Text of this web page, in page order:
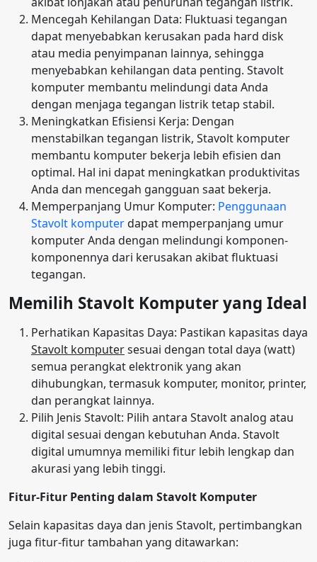
Mencegah Kehilangan Data: Fluktuasi tegangan
dapat menyebabkan kerusakan pada hard disk
atau media penyimpanan lainnya, sehingga
menyebabkan kehilangan data penting. Stavolt
komputer membantu melindungi data Anda
dengan menjaga tegangan listrik tetap stabil.
Meningkatkan Efisiensi Kerja: Dengan
menstabilkan tegangan listrik, Stavolt komputer
membantu komputer bekerja lebih efisien dan
optimal. Hal ini dapat meningkatkan produktivitas
Anda dan mencegah gangguan saat bekerja.
Memperpanjang Umur Komputer: Penggunaan
Stavolt komputerdapat memperpanjang umur
komputer Anda dengan melindungi komponen-
komponennya dari kerusakan akibat fluktuasi
tegangan.
Memilih Stavolt Komputer yang Ideal
Perhatikan Kapasitas Daya: Pastikan kapasitas daya
Stavolt komputersesuai dengan total daya (watt)
semua perangkat elektronik yang akan
dihubungkan, termasuk komputer, monitor, printer,
dan perangkat lainnya.
Pilih Jenis Stavolt: Pilih antara Stavolt analog atau
digital sesuai dengan kebutuhan Anda. Stavolt
digital umumnya memiliki fitur lebih lengkap dan
akurasi yang lebih tinggi.
Fitur-Fitur Penting dalam Stavolt Komputer
Selain kapasitas daya dan jenis Stavolt, pertimbangkan
juga fitur-fitur tambahan yang ditawarkan: